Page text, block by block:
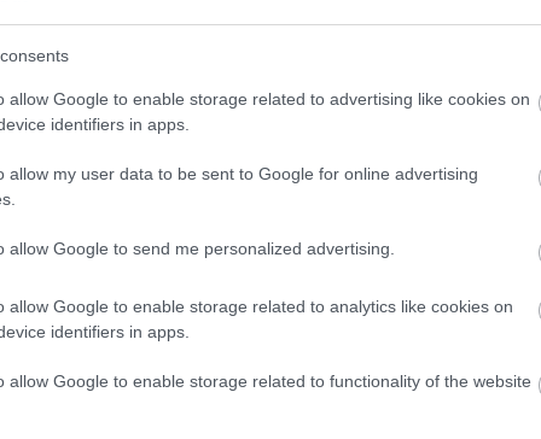
allow Google to enable storage related to advertising like cookies on
identifiers in apps.
allow my user data to be sent to Google for online advertising
allow Google to send me personalized advertising.
allow Google to enable storage related to analytics like cookies on
identifiers in apps.
allow Google to enable storage related to functionality of the website
dr. Bablena Ferenc, a Nógrád Megyei Közgyűlés
Bűnmegelőzési Tanács elnöke, dr. Nagy
Titkársági Főosztály vezetője, valamint Kiss